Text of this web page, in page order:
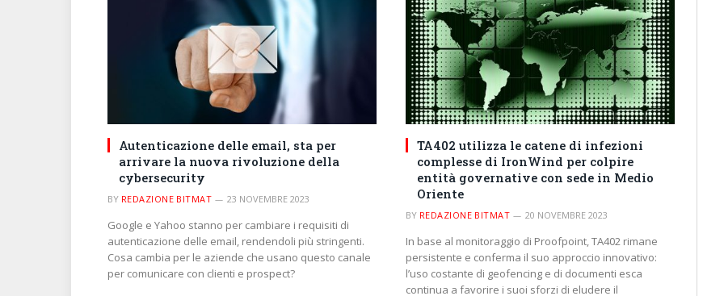
Autenticazione delle email, sta per
arrivare la nuova rivoluzione della
cybersecurity
BY REDAZIONE BITMAT 23 NOVEMBRE 2023
Google e Yahoo stanno per cambiare i requisiti di
autenticazione delle email, rendendoli più stringenti.
Cosa cambia per le aziende che usano questo canale
per comunicare con clienti e prospect?
TA402 utilizza le catene di infezioni
complesse di IronWind per colpire
entità governative con sede in Medio
Oriente
BY REDAZIONE BITMAT 20 NOVEMBRE 2023
In base al monitoraggio di Proofpoint, TA402 rimane
persistente e conferma il suo approccio innovativo:
l’uso costante di geofencing e di documenti esca
continua a favorire i suoi sforzi di eludere il